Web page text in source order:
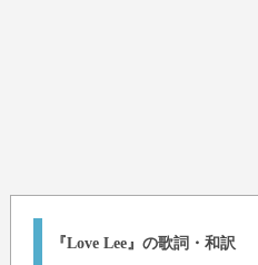
『Love Lee』の歌詞・和訳